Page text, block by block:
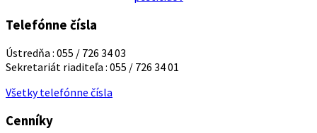
Telefónne čísla
Ústredňa : 055 / 726 34 03
Sekretariát riaditeľa : 055 / 726 34 01
Všetky telefónne čísla
Cenníky